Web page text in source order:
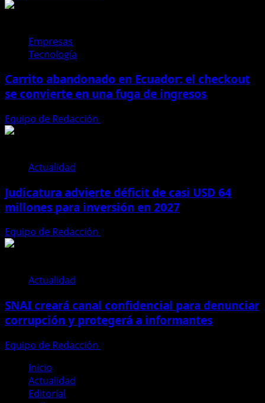
Contraloría
Empresas
Tecnología
Carrito abandonado en Ecuador: el checkout
se convierte en una fuga de ingresos
Equipo de Redacción
Actualidad
Judicatura advierte déficit de casi USD 64
millones para inversión en 2027
Equipo de Redacción
Actualidad
SNAI creará canal confidencial para denunciar
corrupción y protegerá a informantes
Equipo de Redacción
Inicio
Actualidad
Editorial